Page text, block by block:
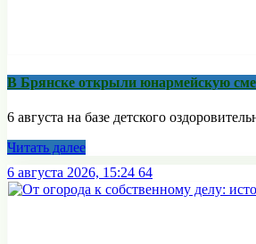
В Брянске открыли юнармейскую
6 августа на базе детского
Читать далее
6 августа 2026, 15:24 64